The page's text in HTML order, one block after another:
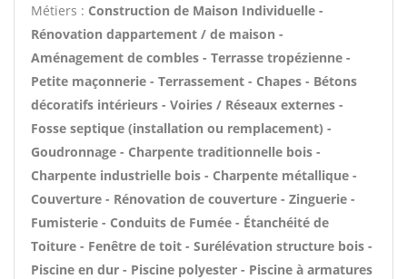
Métiers : Construction de Maison Individuelle -
Rénovation dappartement / de maison -
Aménagement de combles - Terrasse tropézienne -
Petite maçonnerie - Terrassement - Chapes - Bétons
décoratifs intérieurs - Voiries / Réseaux externes -
Fosse septique (installation ou remplacement) -
Goudronnage - Charpente traditionnelle bois -
Charpente industrielle bois - Charpente métallique -
Couverture - Rénovation de couverture - Zinguerie -
Fumisterie - Conduits de Fumée - Étanchéité de
Toiture - Fenêtre de toit - Surélévation structure bois -
Piscine en dur - Piscine polyester - Piscine à armatures